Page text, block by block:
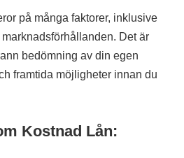
på många faktorer, inklusive
Det är
bedömning av din egen
framtida möjligheter innan du
Kostnad Lån: